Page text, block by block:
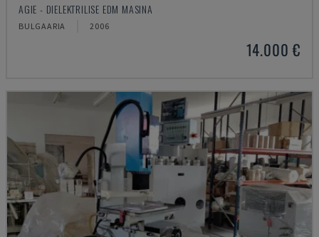
AGIE - DIELEKTRILISE EDM MASINA
BULGAARIA 2006
14.000 €